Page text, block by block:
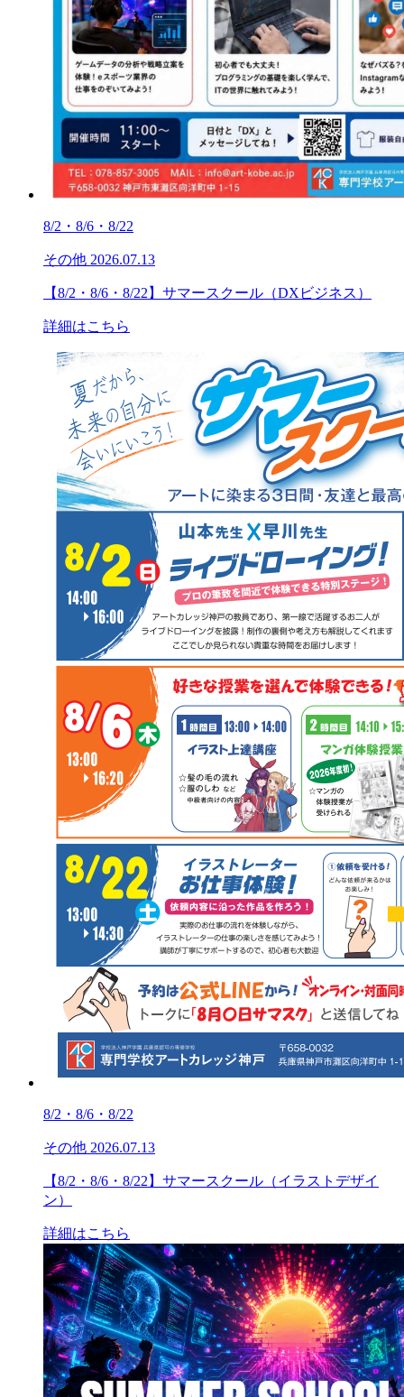
8/2・8/6・8/22
その他 2026.07.13
【8/2・8/6・8/22】サマースクール（DXビジネス）
詳細はこちら
8/2・8/6・8/22
その他 2026.07.13
【8/2・8/6・8/22】サマースクール（イラストデザイ
ン）
詳細はこちら